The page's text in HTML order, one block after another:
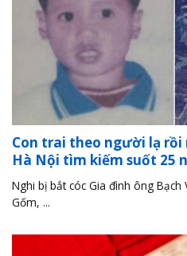
Con trai theo người lạ
Hà Nội tìm kiếm suốt 25
Nghi bị bắt cóc Gia đình ông Bạch
Gốm, ...